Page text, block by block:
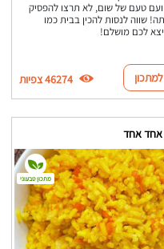
טעם של שום, לא תרצו להפסיק
שווה לנסות להכין בבית כמו
לכם מושלם!
46274 צפיות
אחד אחד
מתכון טבעוני